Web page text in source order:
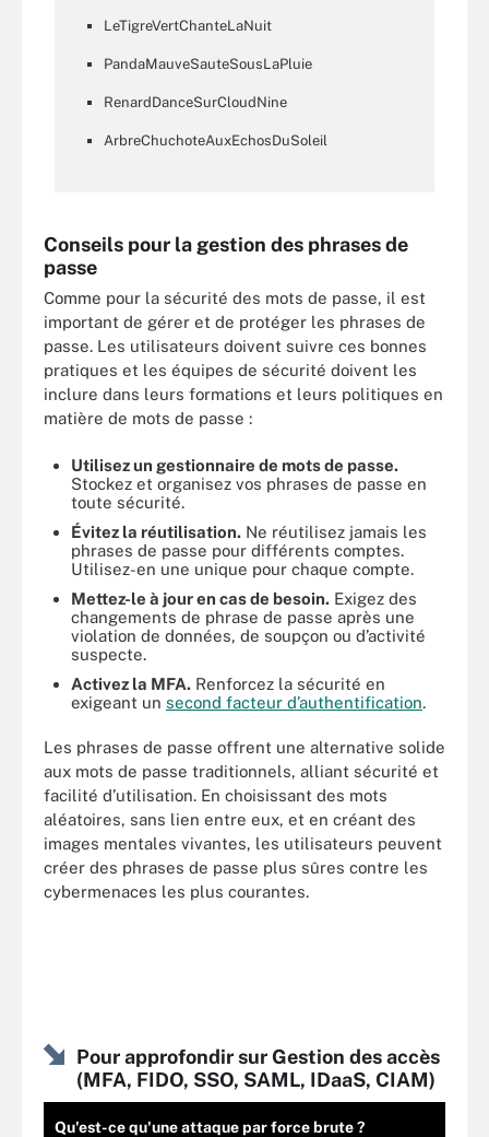
LeTigreVertChanteLaNuit
PandaMauveSauteSousLaPluie
RenardDanceSurCloudNine
ArbreChuchoteAuxEchosDuSoleil
Conseils pour la gestion des phrases de
passe
Comme pour la sécurité des mots de passe, il est
important de gérer et de protéger les phrases de
passe. Les utilisateurs doivent suivre ces bonnes
pratiques et les équipes de sécurité doivent les
inclure dans leurs formations et leurs politiques en
matière de mots de passe :
Utilisez un gestionnaire de mots de passe.
Stockez et organisez vos phrases de passe en
toute sécurité.
Évitez la réutilisation. Ne réutilisez jamais les
phrases de passe pour différents comptes.
Utilisez-en une unique pour chaque compte.
Mettez-le à jour en cas de besoin. Exigez des
changements de phrase de passe après une
violation de données, de soupçon ou d’activité
suspecte.
Activez la MFA. Renforcez la sécurité en
exigeant un second facteur d’authentification.
Les phrases de passe offrent une alternative solide
aux mots de passe traditionnels, alliant sécurité et
facilité d’utilisation. En choisissant des mots
aléatoires, sans lien entre eux, et en créant des
images mentales vivantes, les utilisateurs peuvent
créer des phrases de passe plus sûres contre les
cybermenaces les plus courantes.
Pour approfondir sur Gestion des accès
(MFA, FIDO, SSO, SAML, IDaaS, CIAM)
Qu'est-ce qu'une attaque par force brute ?